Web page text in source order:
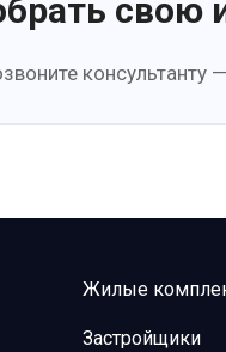
свою
Жилые
Застройщики